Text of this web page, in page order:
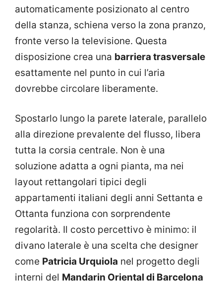
automaticamente posizionato al centro
della stanza, schiena verso la zona pranzo,
fronte verso la televisione. Questa
disposizione crea una barriera trasversale
esattamente nel punto in cui l’aria
dovrebbe circolare liberamente.
Spostarlo lungo la parete laterale, parallelo
alla direzione prevalente del flusso, libera
tutta la corsia centrale. Non è una
soluzione adatta a ogni pianta, ma nei
layout rettangolari tipici degli
appartamenti italiani degli anni Settanta e
Ottanta funziona con sorprendente
regolarità. Il costo percettivo è minimo: il
divano laterale è una scelta che designer
come Patricia Urquiola nel progetto degli
interni del Mandarin Oriental di Barcelona